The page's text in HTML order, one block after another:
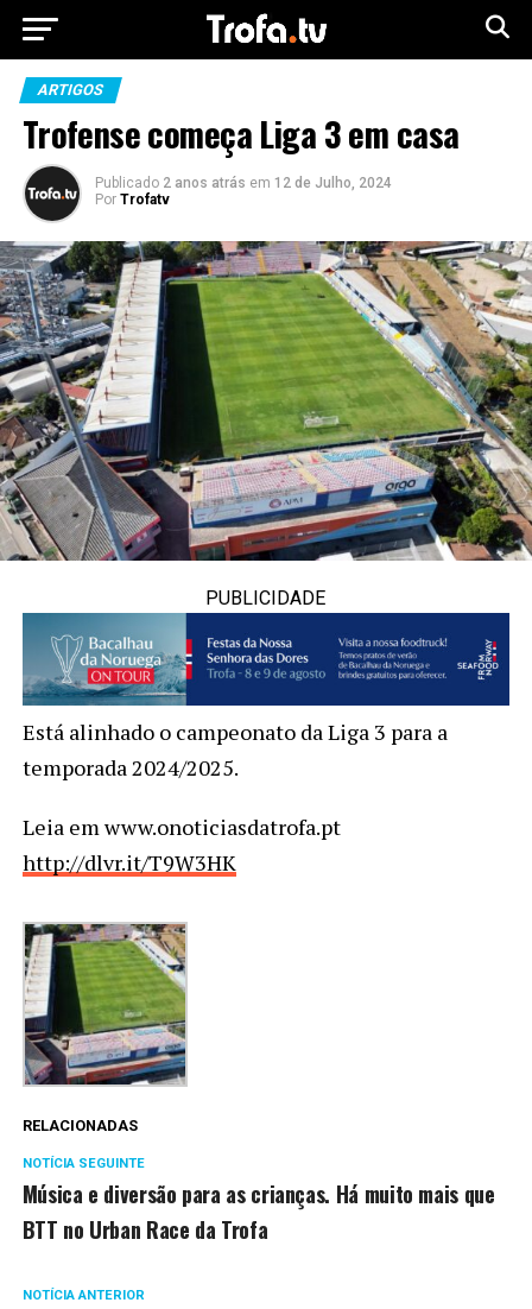
ARTIGOS
Trofense começa Liga 3 em casa
Publicado 2 anos atrás em 12 de Julho, 2024
Por Trofatv
PUBLICIDADE
Está alinhado o campeonato da Liga 3 para a
temporada 2024/2025.
Leia em www.onoticiasdatrofa.pt
http://dlvr.it/T9W3HK
RELACIONADAS
NOTÍCIA SEGUINTE
Música e diversão para as crianças. Há muito mais que
BTT no Urban Race da Trofa
NOTÍCIA ANTERIOR